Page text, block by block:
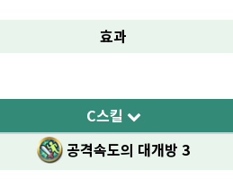
효과
C스킬
공격속도의 대개방 3